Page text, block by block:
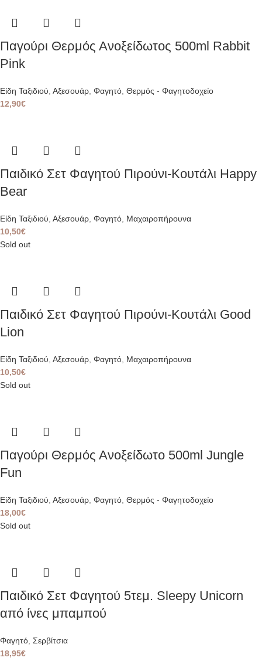
Παγούρι Θερμός Ανοξείδωτος 500ml Rabbit
Pink
Είδη Ταξιδιού Αξεσουάρ Φαγητό Θερμός - Φαγητοδοχείο
12,90€
Παιδικό Σετ Φαγητού Πιρούνι-Κουτάλι Happy
Bear
Είδη Ταξιδιού Αξεσουάρ Φαγητό Μαχαιροπήρουνα
10,50€
Sold out
Παιδικό Σετ Φαγητού Πιρούνι-Κουτάλι Good
Lion
Είδη Ταξιδιού Αξεσουάρ Φαγητό Μαχαιροπήρουνα
10,50€
Sold out
Παγούρι Θερμός Ανοξείδωτο 500ml Jungle
Fun
Είδη Ταξιδιού Αξεσουάρ Φαγητό Θερμός - Φαγητοδοχείο
18,00€
Sold out
Παιδικό Σετ Φαγητού 5τεμ. Sleepy Unicorn
από ίνες μπαμπού
Φαγητό Σερβίτσια
18,95€